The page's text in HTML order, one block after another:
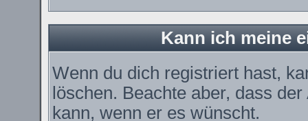
Kann ich meine
Wenn du dich registriert hast,
löschen. Beachte aber, dass
kann, wenn er es wünscht.